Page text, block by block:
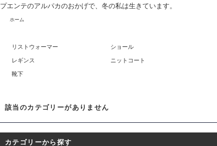
プエンテのアルパカのおかげで、冬の私は生きています。
ホーム
リストウォーマー
ショール
レギンス
ニットコート
靴下
該当のカテゴリーがありません
カテゴリーから探す